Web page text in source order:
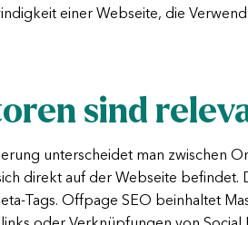
einer Webseite, die
sind
unterscheidet man zwischen
direkt auf der Webseite
Tags. Offpage SEO beinhaltet